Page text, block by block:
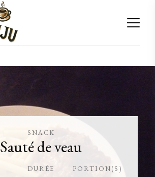
SNACK
Sauté de veau
DURÉE PORTION(S)